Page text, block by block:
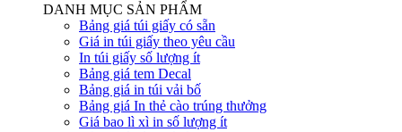
DANH MỤC SẢN PHẨM
Bảng giá túi giấy có sẵn
Giá in túi giấy theo yêu cầu
In túi giấy số lượng ít
Bảng giá tem Decal
Bảng giá in túi vải bố
Bảng giá In thẻ cào trúng thưởng
Giá bao lì xì in số lượng ít